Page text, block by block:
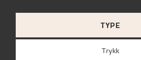
TYPE
Trykk